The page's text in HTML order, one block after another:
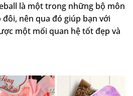
là một trong những bộ môn
nên qua đó giúp bạn với
một mối quan hệ tốt đẹp và